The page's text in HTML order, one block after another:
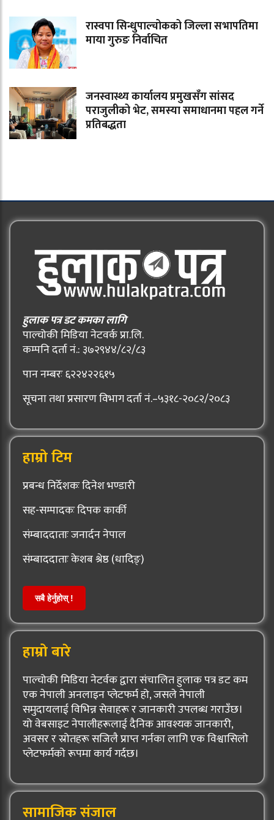
रास्वपा सिन्धुपाल्चोकको जिल्ला सभापतिमा
माया गुरुङ निर्वाचित
जनस्वास्थ्य कार्यालय प्रमुखसँग सांसद
पराजुलीको भेट, समस्या समाधानमा पहल गर्ने
प्रतिबद्धता
हुलाक पत्र डट कमका लागि
पाल्चोकी मिडिया नेटवर्क प्रा.लि.
कम्पनि दर्ता नं.: ३७२९४४/८२/८३
पान नम्बरः ६२२४२२६१५
सूचना तथा प्रसारण विभाग दर्ता नं.–५३१८-२०८२/२०८३
हाम्रो टिम
प्रबन्ध निर्देशकः दिनेश भण्डारी
सह-सम्पादकः दिपक कार्की
संम्बाददाताः जनार्दन नेपाल
संम्बाददाताः केशब श्रेष्ठ (धादिङ्)
सबै हेर्नुहोस् !
हाम्रो बारे
पाल्चोकी मिडिया नेटर्वक द्वारा संचालित हुलाक पत्र डट कम
एक नेपाली अनलाइन प्लेटफर्म हो, जसले नेपाली
समुदायलाई विभिन्न सेवाहरू र जानकारी उपलब्ध गराउँछ।
यो वेबसाइट नेपालीहरूलाई दैनिक आवश्यक जानकारी,
अवसर र स्रोतहरू सजिलै प्राप्त गर्नका लागि एक विश्वासिलो
प्लेटफर्मको रूपमा कार्य गर्दछ।
सामाजिक संजाल